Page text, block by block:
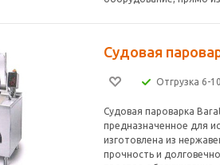
Судовая
Отгрузка 6-
Судовая пароварка
предназначенное для
изготовлена из
прочность и